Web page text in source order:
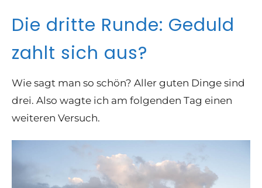
Die dritte Runde: Geduld
zahlt sich aus?
Wie sagt man so schön? Aller guten Dinge sind
drei. Also wagte ich am folgenden Tag einen
weiteren Versuch.